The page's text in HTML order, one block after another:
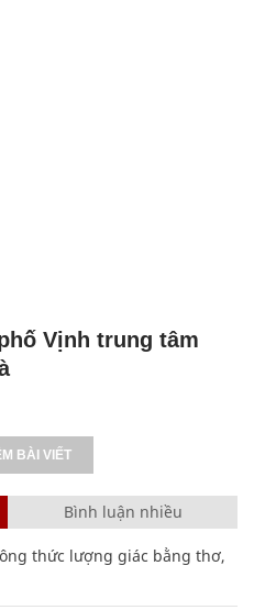
Vịnh trung tâm
BÀI VIẾT
Bình luận nhiều
thức lượng giác bằng thơ,